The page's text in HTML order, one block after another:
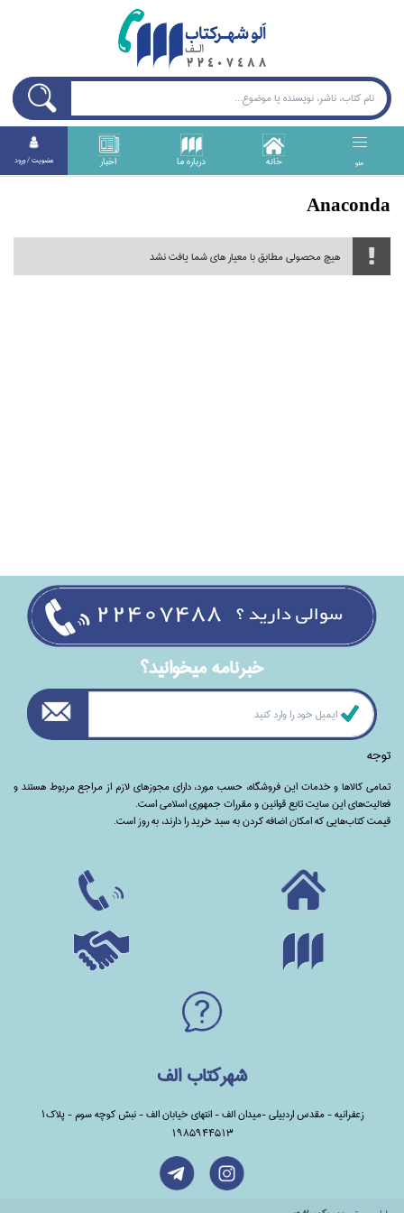
منو خانه درباره ما اخبار عضويت / ورود
Anaconda
هیچ محصولی مطابق با معیار های شما یافت نشد
خبرنامه ميخوانيد؟
توجه
تمامی‌ کالاها و خدمات این فروشگاه، حسب مورد،‌ دارای مجوزهای لازم از مراجع مربوط هستند ‌و‌‌
فعالیت‌های این سایت تابع قوانین و مقررات جمهوری اسلامی است.
قیمت کتاب‌هایی که امکان اضافه کردن به سبد خرید را دارند،‌ به روز است.
شهرکتاب الف
زعفرانیه - مقدس اردبیلی -میدان الف - انتهای خیابان الف - نبش کوچه سوم - پلاک1
1985944513